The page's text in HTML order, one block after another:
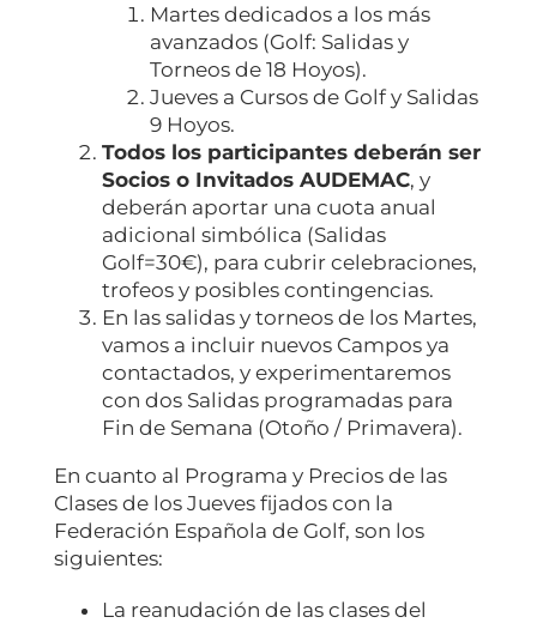
Martes dedicados a los más
avanzados (Golf: Salidas y
Torneos de 18 Hoyos).
Jueves a Cursos de Golf y Salidas
9 Hoyos.
Todos los participantes deberán ser
Socios o Invitados AUDEMAC, y
deberán aportar una cuota anual
adicional simbólica (Salidas
Golf=30€), para cubrir celebraciones,
trofeos y posibles contingencias.
En las salidas y torneos de los Martes,
vamos a incluir nuevos Campos ya
contactados, y experimentaremos
con dos Salidas programadas para
Fin de Semana (Otoño / Primavera).
En cuanto al Programa y Precios de las
Clases de los Jueves fijados con la
Federación Española de Golf, son los
siguientes:
La reanudación de las clases del